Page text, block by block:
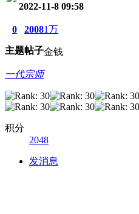
2022-11-8 09:58
0
主题
2008
帖子
1万
金钱
一代宗师
积分
2048
发消息